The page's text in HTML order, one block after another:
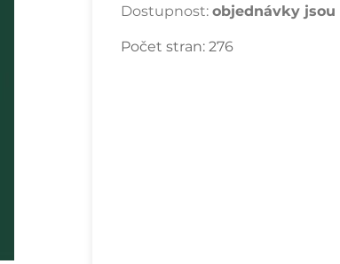
Dostupnost: objednávky jsou
Počet stran: 276